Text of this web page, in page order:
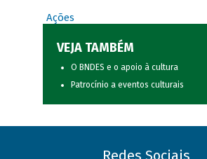
Ações
VEJA TAMBÉM
O BNDES e o apoio à cultura
Patrocínio a eventos culturais
Redes Sociais